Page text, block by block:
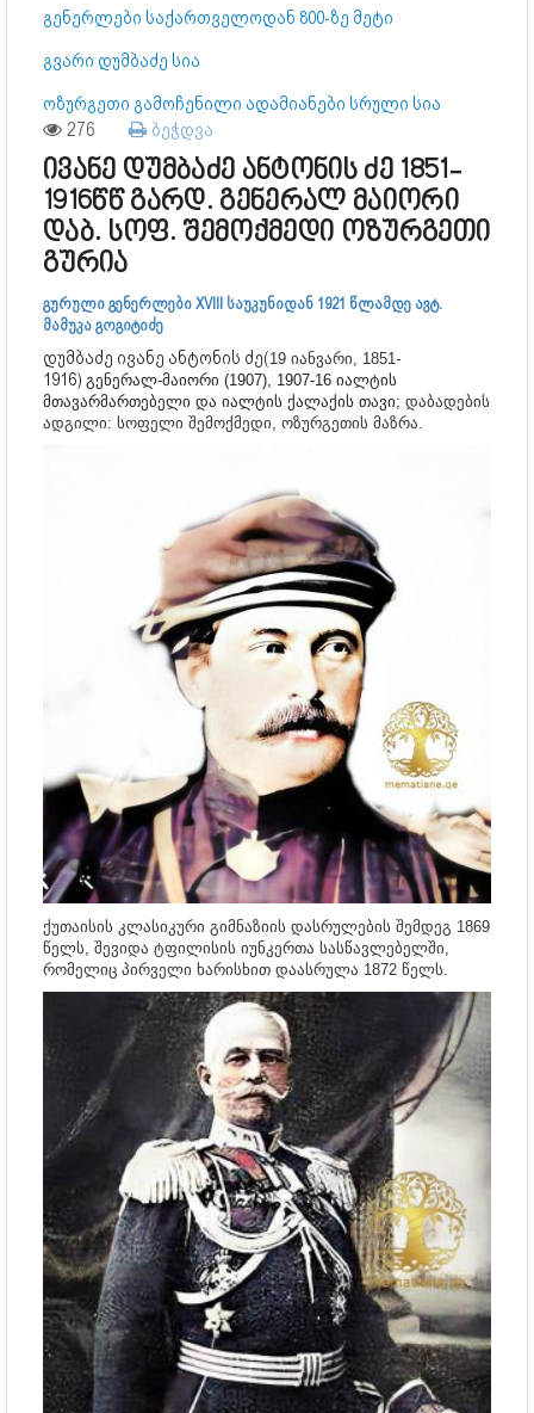
გენერლები საქართველოდან 800-ზე მეტი
გვარი დუმბაძე სია
ოზურგეთი გამოჩენილი ადამიანები სრული სია
276 ბეჭდვა
ივანე დუმბაძე ანტონის ძე 1851-
1916წწ გარდ. გენერალ მაიორი
დაბ. სოფ. შემოქმედი ოზურგეთი
გურია
გურული გენერლები XVIII საუკუნიდან 1921 წლამდე ავტ.
მამუკა გოგიტიძე
დუმბაძე ივანე ანტონის ძე(19 იანვარი, 1851-
1916) გენერალ-მაიორი (1907), 1907-16 იალტის
მთავარმართებელი და იალტის ქალაქის თავი; დაბადების
ადგილი: სოფელი შემოქმედი, ოზურგეთის მაზრა.
ქუთაისის კლასიკური გიმნაზიის დასრულების შემდეგ 1869
წელს, შევიდა ტფილისის იუნკერთა სასწავლებელში,
რომელიც პირველი ხარისხით დაასრულა 1872 წელს.